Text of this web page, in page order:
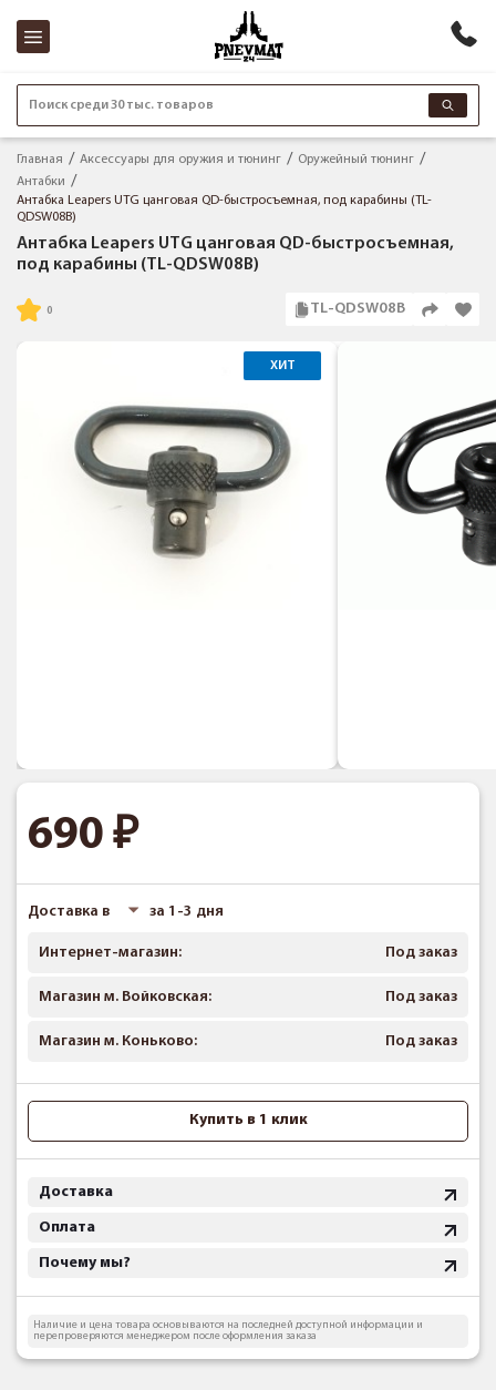
Поиск среди 30 тыс. товаров
Главная Аксессуары для оружия и тюнинг
Оружейный тюнинг
Антабки
Антабка Leapers UTG цанговая QD-быстросъемная, под карабины (TL-
QDSW08B)
Антабка Leapers UTG цанговая QD-быстросъемная,
под карабины (TL-QDSW08B)
TL-QDSW08B
ХИТ
690
Доставка в за 1-3 дня
Интернет-магазин: Под заказ
Магазин м. Войковская: Под заказ
Магазин м. Коньково: Под заказ
Купить в 1 клик
Доставка
Оплата
Почему мы?
Наличие и цена товара основываются на последней доступной информации и
перепроверяются менеджером после оформления заказа